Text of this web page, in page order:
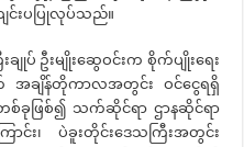
င်းပပြုလုပ်သည်။
ပ် ဦးမျိုးဆွေဝင်းက စိုက်ပျိုးရေး
အချိန်တိုကာလအတွင်း ဝင်ငွေရရှိ
စ်ခုဖြစ်၍ သက်ဆိုင်ရာ ဌာနဆိုင်ရာ
ာင်း၊ ပဲခူးတိုင်းဒေသကြီးအတွင်း